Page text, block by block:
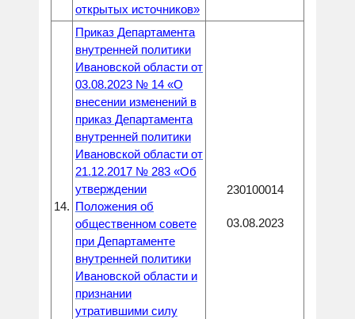
открытых источников»
14.
Приказ Департамента
внутренней политики
Ивановской области от
03.08.2023 № 14 «О
внесении изменений в
приказ Департамента
внутренней политики
Ивановской области от
21.12.2017 № 283 «Об
утверждении
Положения об
общественном совете
при Департаменте
внутренней политики
Ивановской области и
признании
утратившими силу
230100014
03.08.2023